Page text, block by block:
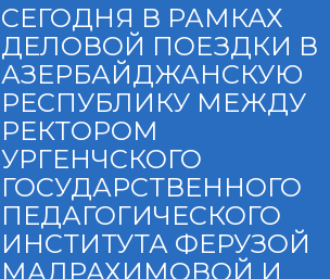
СЕГОДНЯ В РАМКАХ
ДЕЛОВОЙ ПОЕЗДКИ В
АЗЕРБАЙДЖАНСКУЮ
РЕСПУБЛИКУ МЕЖДУ
РЕКТОРОМ
УРГЕНЧСКОГО
ГОСУДАРСТВЕННОГО
ПЕДАГОГИЧЕСКОГО
ИНСТИТУТА ФЕРУЗОЙ
МАДРАХИМОВОЙ И